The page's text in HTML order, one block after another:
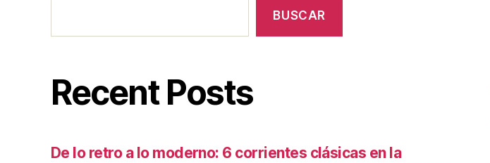
BUSCAR
Recent Posts
De lo retro a lo moderno: 6 corrientes clásicas en la